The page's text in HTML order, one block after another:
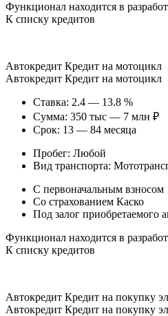
Функционал находится в
К списку кредитов
Автокредит Кредит на мотоцикл
Автокредит Кредит на мотоцикл
Ставка: 2.4 — 13.8 %
Сумма: 350 тыс — 7 млн ₽
Срок: 13 — 84 месяца
Пробег: Любой
Вид транспорта:
С первоначальным взносом
Со страхованием Каско
Под залог приобретаемого
Функционал находится в
К списку кредитов
Автокредит Кредит на покупку
Автокредит Кредит на покупку